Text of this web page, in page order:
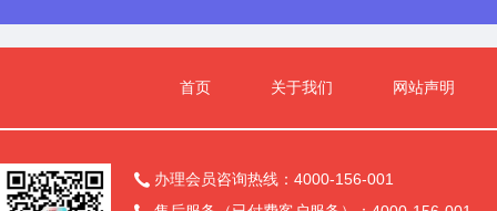
首页 关于我们 网站声明
 办理会员咨询热线：4000-156-001